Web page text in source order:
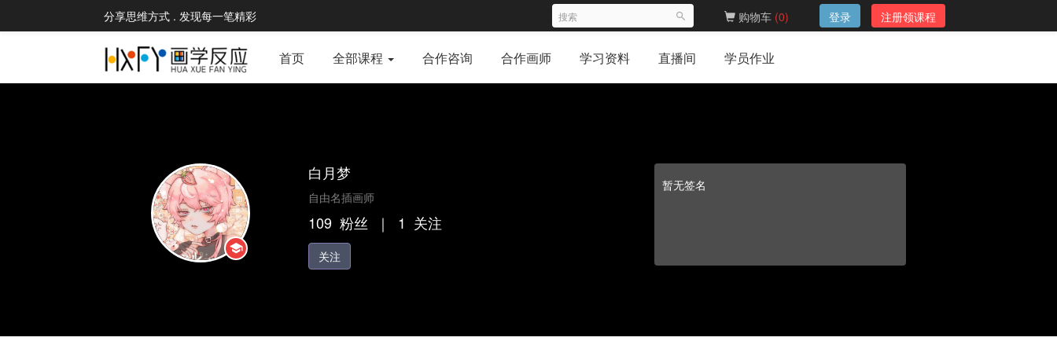
分享思维方式 . 发现每一笔精彩 购物车 (0) 登录 注册领课程
首页 全部课程 合作咨询 合作画师 学习资料 直播间 学员作业
白月梦
自由名插画师
109 粉丝 ｜ 1 关注
关注
暂无签名